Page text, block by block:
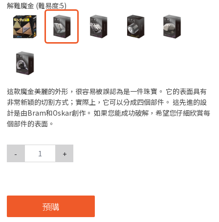
解難魔金 (難易度:5)
這款魔金美麗的外形，很容易被誤認為是一件珠寶。 它的表面具有
非常新穎的切割方式；實際上，它可以分成四個部件。 這先進的設
計是由Bram和Oskar創作。 如果您能成功破解，希望您仔細欣賞每
個部件的表面。
- +
預購